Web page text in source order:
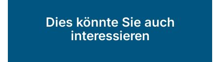
Dies könnte Sie auch
interessieren